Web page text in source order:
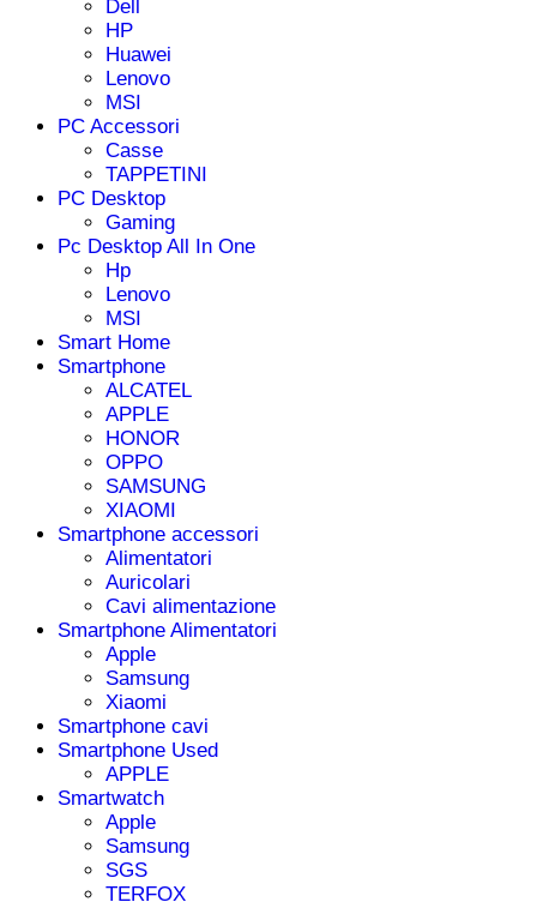
Dell
HP
Huawei
Lenovo
MSI
PC Accessori
Casse
TAPPETINI
PC Desktop
Gaming
Pc Desktop All In One
Hp
Lenovo
MSI
Smart Home
Smartphone
ALCATEL
APPLE
HONOR
OPPO
SAMSUNG
XIAOMI
Smartphone accessori
Alimentatori
Auricolari
Cavi alimentazione
Smartphone Alimentatori
Apple
Samsung
Xiaomi
Smartphone cavi
Smartphone Used
APPLE
Smartwatch
Apple
Samsung
SGS
TERFOX